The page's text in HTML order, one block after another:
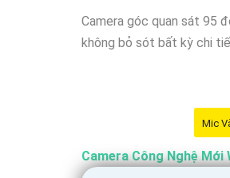
Camera góc quan sát 95
không bỏ sót bất kỳ chi
Mic
Camera Công Nghệ Mới